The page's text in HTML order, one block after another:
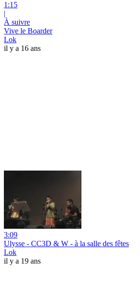
1:15
|
À suivre
Vive le Boarder
Lok
il y a 16 ans
3:09
Ulysse - CC3D & W - à la salle des fêtes
Lok
il y a 19 ans